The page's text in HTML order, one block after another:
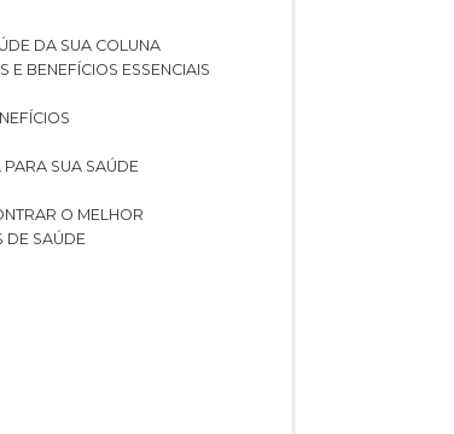
DA SUA COLUNA
E BENEFÍCIOS ESSENCIAIS
PARA SUA SAÚDE
O MELHOR
DE SAÚDE